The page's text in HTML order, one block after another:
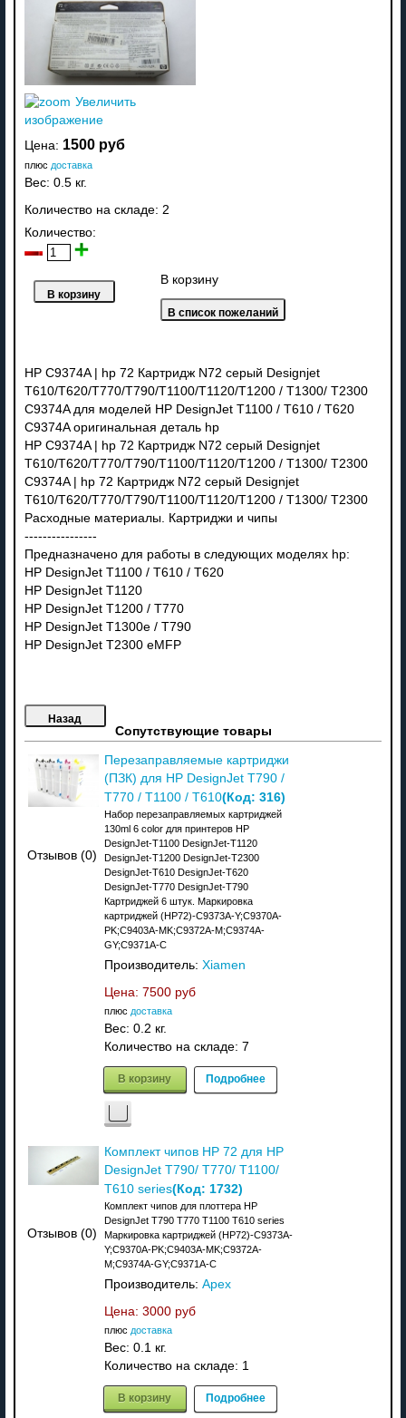
Увеличить
изображение
Цена: 1500 руб
плюс доставка
Вес: 0.5 кг.
Количество на складе: 2
Количество:
В корзину
HP C9374A | hp 72 Картридж N72 серый Designjet
T610/T620/T770/T790/T1100/T1120/T1200 / T1300/ T2300
C9374A для моделей HP DesignJet T1100 / T610 / T620
C9374A оригинальная деталь hp
HP C9374A | hp 72 Картридж N72 серый Designjet
T610/T620/T770/T790/T1100/T1120/T1200 / T1300/ T2300
C9374A | hp 72 Картридж N72 серый Designjet
T610/T620/T770/T790/T1100/T1120/T1200 / T1300/ T2300
Расходные материалы. Картриджи и чипы
----------------
Предназначено для работы в следующих моделях hp:
HP DesignJet T1100 / T610 / T620
HP DesignJet T1120
HP DesignJet T1200 / T770
HP DesignJet T1300e / T790
HP DesignJet T2300 eMFP
Сопутствующие товары
Отзывов (0)
Перезаправляемые картриджи
(ПЗК) для HP DesignJet T790 /
T770 / T1100 / T610(Код: 316)
Набор перезаправляемых картриджей
130ml 6 color для принтеров HP
DesignJet-T1100 DesignJet-T1120
DesignJet-T1200 DesignJet-T2300
DesignJet-T610 DesignJet-T620
DesignJet-T770 DesignJet-T790
Картриджей 6 штук. Маркировка
картриджей (HP72)-C9373A-Y;C9370A-
PK;C9403A-MK;C9372A-M;C9374A-
GY;C9371A-C
Производитель: Xiamen
Цена: 7500 руб
плюс доставка
Вес: 0.2 кг.
Количество на складе: 7
В корзину Подробнее
Отзывов (0)
Комплект чипов HP 72 для HP
DesignJet T790/ T770/ T1100/
T610 series(Код: 1732)
Комплект чипов для плоттера HP
DesignJet T790 T770 T1100 T610 series
Маркировка картриджей (HP72)-C9373A-
Y;C9370A-PK;C9403A-MK;C9372A-
M;C9374A-GY;C9371A-C
Производитель: Apex
Цена: 3000 руб
плюс доставка
Вес: 0.1 кг.
Количество на складе: 1
В корзину Подробнее